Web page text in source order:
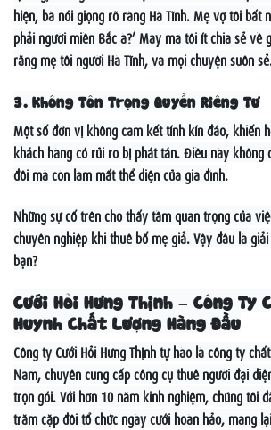
hiện, bà nói giọng rõ ràng Hà Tĩnh. Mẹ vợ tôi bất
phải người miền Bắc à?’ May mà tôi ít chia sẻ về
rằng mẹ tôi người Hà Tĩnh, và mọi chuyện suôn
3. Không Tôn Trọng Quyền Riêng Tư
Một số đơn vị không cam kết tính kín đáo, khiến
khách hàng có rủi ro bị phát tán. Điều này không
đôi mà còn làm mất thể diện của gia đình.
Những sự cố trên cho thấy tầm quan trọng của
chuyên nghiệp khi thuê bố mẹ giả. Vậy đâu là
bạn?
Cưới Hỏi Hưng Thịnh – Công Ty
Huynh Chất Lượng Hàng Đầu
Công ty Cưới Hỏi Hưng Thịnh tự hào là công ty
Nam, chuyên cung cấp công cụ thuê người đại
trọn gói. Với hơn 10 năm kinh nghiệm, chúng tôi
trăm cặp đôi tổ chức ngày cưới hoàn hảo, mang